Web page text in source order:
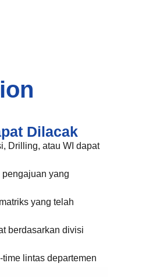
Dilacak
Drilling, atau WI dapat
yang
yang telah
berdasarkan divisi
lintas departemen